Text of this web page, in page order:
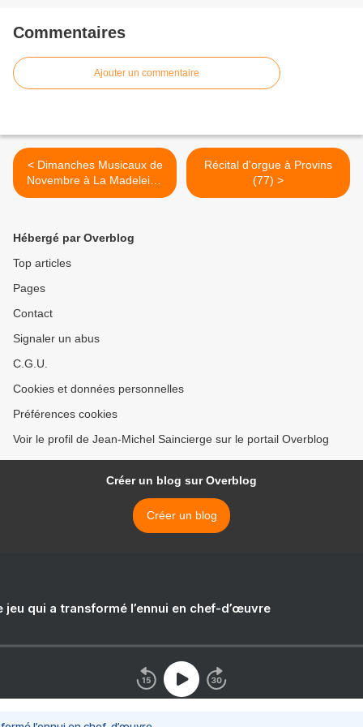
Commentaires
Ajouter un commentaire
< Dimanches Musicaux de
Novembre à La Madeleine
Paris
Récital d'orgue à Provins
(77) >
Hébergé par Overblog
Top articles
Pages
Contact
Signaler un abus
C.G.U.
Cookies et données personnelles
Préférences cookies
Voir le profil de Jean-Michel Saincierge sur le portail Overblog
Créer un blog sur Overblog
Créer un blog
jeu qui a transformé l’ennui en chef-d’œuvre